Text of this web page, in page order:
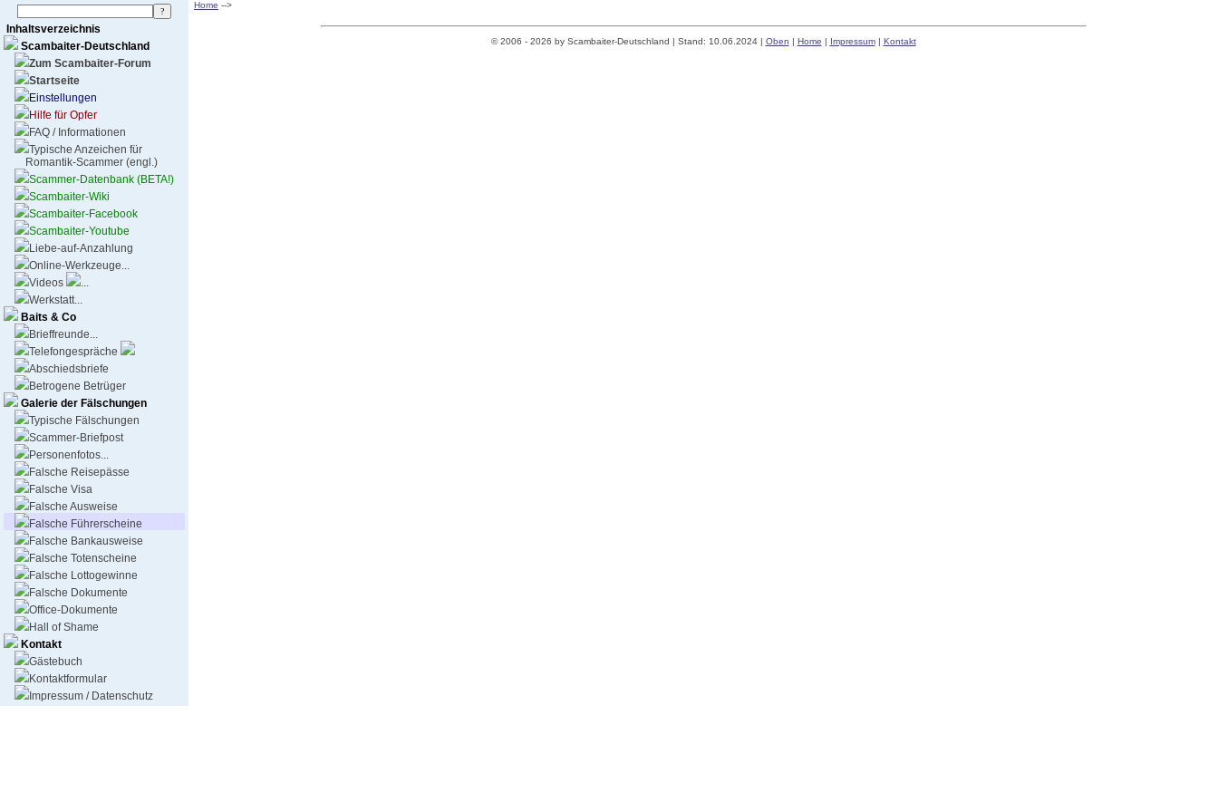
Inhaltsverzeichnis
Scambaiter-Deutschland
Zum Scambaiter-Forum
Startseite
Einstellungen
Hilfe für Opfer
FAQ / Informationen
Typische Anzeichen für
Romantik-Scammer (engl.)
Scammer-Datenbank (BETA!)
Scambaiter-Wiki
Scambaiter-Facebook
Scambaiter-Youtube
Liebe-auf-Anzahlung
Online-Werkzeuge...
Videos
...
Werkstatt...
Baits & Co
Brieffreunde...
Telefongespräche
Abschiedsbriefe
Betrogene Betrüger
Galerie der Fälschungen
Typische Fälschungen
Scammer-Briefpost
Personenfotos...
Falsche Reisepässe
Falsche Visa
Falsche Ausweise
Falsche Führerscheine
Falsche Bankausweise
Falsche Totenscheine
Falsche Lottogewinne
Falsche Dokumente
Office-Dokumente
Hall of Shame
Kontakt
Gästebuch
Kontaktformular
Impressum / Datenschutz
Home -->
© 2006 - 2026 by Scambaiter-Deutschland | Stand: 10.06.2024 | Oben | Home | Impressum| Kontakt